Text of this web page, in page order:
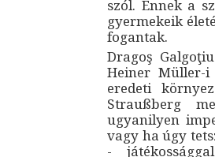
szól. Ennek a
gyermekeik
fogantak.
Dragoş
Heiner Müller-
eredeti
Straußberg
ugyanilyen
vagy ha úgy
-